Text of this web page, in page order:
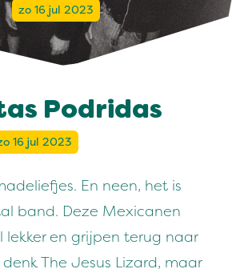
zo 16 jul 2023
Podridas
16 jul 2023
En neen, het is
band. Deze Mexicanen
lekker en grijpen terug naar
The Jesus Lizard, maar